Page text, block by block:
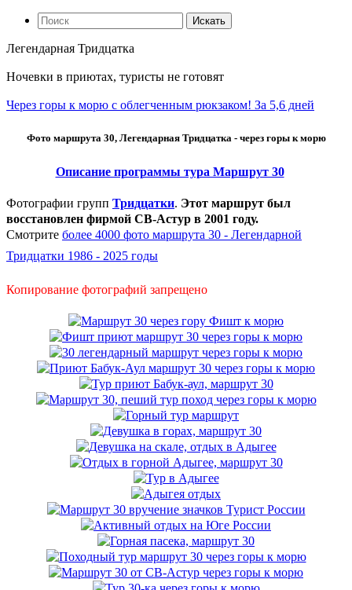
Искать
Легендарная Тридцатка
Ночевки в приютах, туристы не готовят
Через горы к морю с облегченным рюкзаком! За 5,6 дней
Фото маршрута 30, Легендарная Тридцатка - через горы к морю
Описание программы тура Маршрут 30
Фотографии групп Тридцатки. Этот маршрут был
восстановлен фирмой СВ-Астур в 2001 году.
Смотрите более 4000 фото маршрута 30 - Легендарной
Тридцатки 1986 - 2025 годы
Копирование фотографий запрещено